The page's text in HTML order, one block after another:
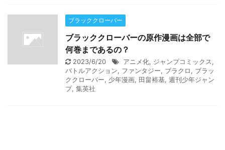
ブラッククローバー
ブラッククローバーの原作漫画は全部で
何巻まであるの？
2023/6/20 アニメ化, ジャンプコミックス,
バトルアクション, ファンタジー, ブラクロ, ブラッ
ククローバー, 少年漫画, 田畠裕基, 週刊少年ジャン
プ, 集英社